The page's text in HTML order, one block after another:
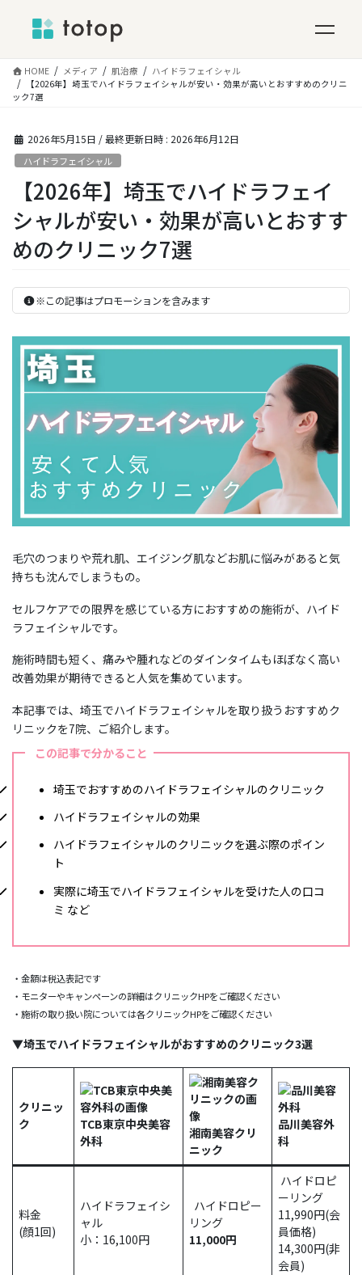
HOME メディア 肌治療
ハイドラフェイシャル
【2026年】埼玉でハイドラフェイシャルが安い・効果が高いとおすすめのクリニ
ック7選
2026年5月15日 / 最終更新日時 : 2026年6月12日
ハイドラフェイシャル
【2026年】埼玉でハイドラフェイ
シャルが安い・効果が高いとおすす
めのクリニック7選
※この記事はプロモーションを含みます
毛穴のつまりや荒れ肌、エイジング肌などお肌に悩みがあると気
持ちも沈んでしまうもの。
セルフケアでの限界を感じている方におすすめの施術が、ハイド
ラフェイシャルです。
施術時間も短く、痛みや腫れなどのダインタイムもほぼなく高い
改善効果が期待できると人気を集めています。
本記事では、埼玉でハイドラフェイシャルを取り扱うおすすめク
リニックを7院、ご紹介します。
この記事で分かること
埼玉でおすすめのハイドラフェイシャルのクリニック
ハイドラフェイシャルの効果
ハイドラフェイシャルのクリニックを選ぶ際のポイン
ト
実際に埼玉でハイドラフェイシャルを受けた人の口コ
ミ など
・金額は税込表記です
・モニターやキャンペーンの詳細はクリニックHPをご確認ください
・施術の取り扱い院については各クリニックHPをご確認ください
▼埼玉でハイドラフェイシャルがおすすめのクリニック3選
クリニッ
ク
TCB東京中央美容
外科
湘南美容クリ
ニック
品川美容外
科
料金
(顔1回)
ハイドラフェイシ
ャル
小：16,100円
ハイドロピー
リング
11,000円
ハイドロピ
ーリング
11,990円(会
員価格)
14,300円(非
会員)